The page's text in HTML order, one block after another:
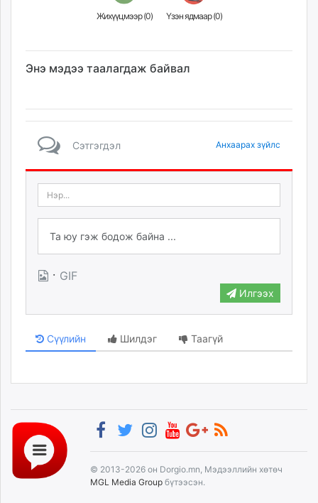
assa.mn
tac.mn
unread.today
Жихүүцмээр (0) Үзэн ядмаар (0)
Энэ мэдээ таалагдаж байвал
Сэтгэгдэл Анхаарах зүйлс
· GIF
Илгээх
Сүүлийн Шилдэг Таагүй
© 2013-2026 он Dorgio.mn, Мэдээллийн хөтөч
MGL Media Group бүтээсэн.